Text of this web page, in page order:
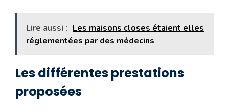
Lire aussi : Les maisons closes étaient elles
réglementées par des médecins
Les différentes prestations
proposées